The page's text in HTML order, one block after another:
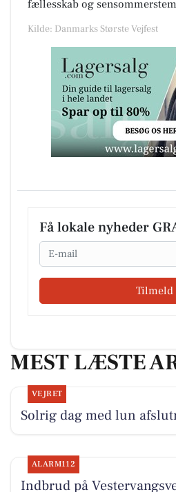
fællesskab og
Kilde: Danmarks Største Vejfest
Få lokale nyheder
Email
Tilmeld
MEST LÆSTE
VEJRET
Solrig dag med lun
ALARM112
Indbrud på